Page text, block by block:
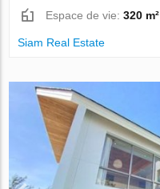
Espace de vie:320 m²
Siam Real Estate